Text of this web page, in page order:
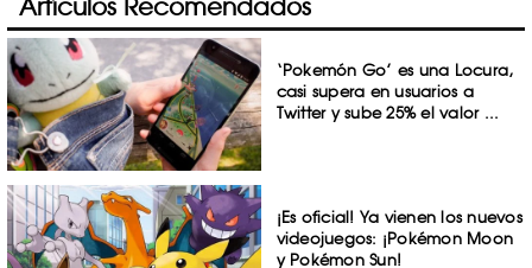
Artículos Recomendados
‘Pokemón Go’ es una Locura,
casi supera en usuarios a
Twitter y sube 25% el valor ...
¡Es oficial! Ya vienen los nuevos
videojuegos: ¡Pokémon Moon
y Pokémon Sun!